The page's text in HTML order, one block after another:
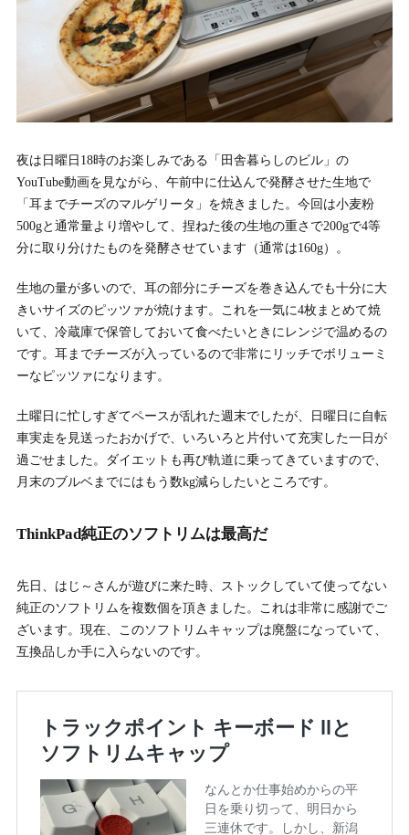
夜は日曜日18時のお楽しみである「田舎暮らしのビル」の
YouTube動画を見ながら、午前中に仕込んで発酵させた生地で
「耳までチーズのマルゲリータ」を焼きました。今回は小麦粉
500gと通常量より増やして、捏ねた後の生地の重さで200gで4等
分に取り分けたものを発酵させています（通常は160g）。
生地の量が多いので、耳の部分にチーズを巻き込んでも十分に大
きいサイズのピッツァが焼けます。これを一気に4枚まとめて焼
いて、冷蔵庫で保管しておいて食べたいときにレンジで温めるの
です。耳までチーズが入っているので非常にリッチでボリューミ
ーなピッツァになります。
土曜日に忙しすぎてペースが乱れた週末でしたが、日曜日に自転
車実走を見送ったおかげで、いろいろと片付いて充実した一日が
過ごせました。ダイエットも再び軌道に乗ってきていますので、
月末のブルベまでにはもう数kg減らしたいところです。
ThinkPad純正のソフトリムは最高だ
先日、はじ～さんが遊びに来た時、ストックしていて使ってない
純正のソフトリムを複数個を頂きました。これは非常に感謝でご
ざいます。現在、このソフトリムキャップは廃盤になっていて、
互換品しか手に入らないのです。